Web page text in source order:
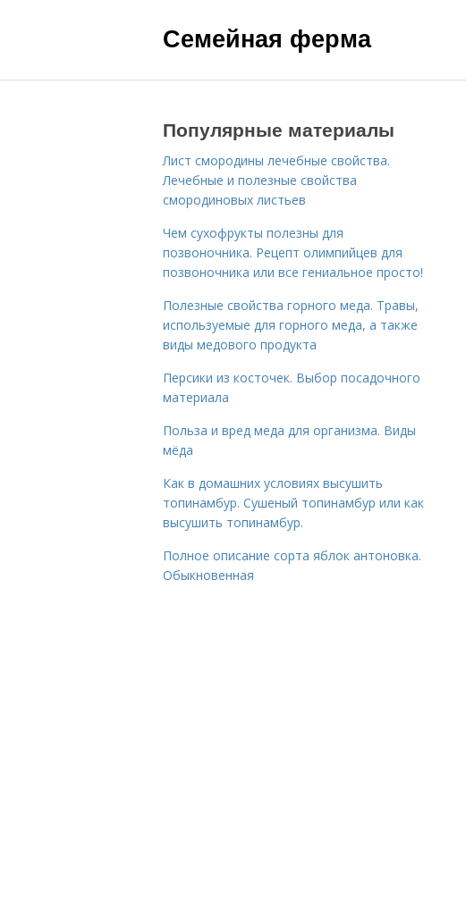
Семейная ферма
Популярные материалы
Лист смородины лечебные свойства.
Лечебные и полезные свойства
смородиновых листьев
Чем сухофрукты полезны для
позвоночника. Рецепт олимпийцев для
позвоночника или все гениальное просто!
Полезные свойства горного меда. Травы,
используемые для горного меда, а также
виды медового продукта
Персики из косточек. Выбор посадочного
материала
Польза и вред меда для организма. Виды
мёда
Как в домашних условиях высушить
топинамбур. Сушеный топинамбур или как
высушить топинамбур.
Полное описание сорта яблок антоновка.
Обыкновенная